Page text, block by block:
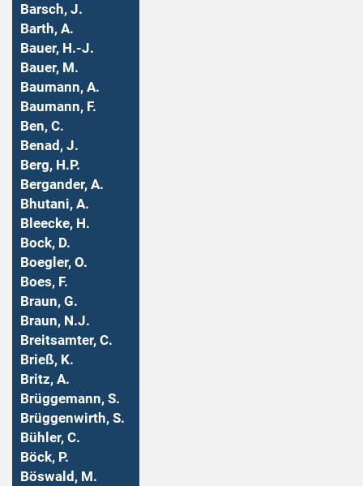
Barsch, J.
Barth, A.
Bauer, H.-J.
Bauer, M.
Baumann, A.
Baumann, F.
Ben, C.
Benad, J.
Berg, H.P.
Bergander, A.
Bhutani, A.
Bleecke, H.
Bock, D.
Boegler, O.
Boes, F.
Braun, G.
Braun, N.J.
Breitsamter, C.
Brieß, K.
Britz, A.
Brüggemann, S.
Brüggenwirth, S.
Bühler, C.
Böck, P.
Böswald, M.